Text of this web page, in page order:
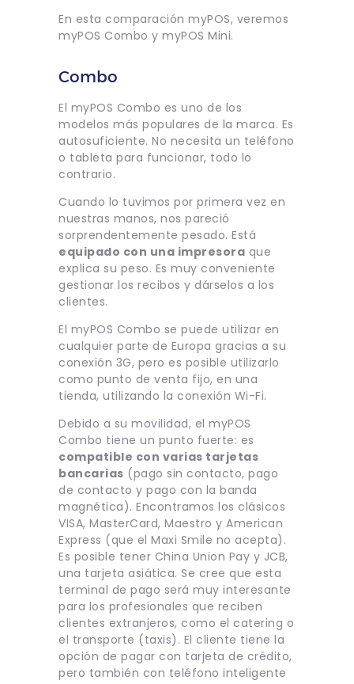
En esta comparación myPOS, veremos
myPOS Combo y myPOS Mini.
Combo
El myPOS Combo es uno de los
modelos más populares de la marca. Es
autosuficiente. No necesita un teléfono
o tableta para funcionar, todo lo
contrario.
Cuando lo tuvimos por primera vez en
nuestras manos, nos pareció
sorprendentemente pesado. Está
equipado con una impresora que
explica su peso. Es muy conveniente
gestionar los recibos y dárselos a los
clientes.
El myPOS Combo se puede utilizar en
cualquier parte de Europa gracias a su
conexión 3G, pero es posible utilizarlo
como punto de venta fijo, en una
tienda, utilizando la conexión Wi-Fi.
Debido a su movilidad, el myPOS
Combo tiene un punto fuerte: es
compatible con varias tarjetas
bancarias (pago sin contacto, pago
de contacto y pago con la banda
magnética). Encontramos los clásicos
VISA, MasterCard, Maestro y American
Express (que el Maxi Smile no acepta).
Es posible tener China Union Pay y JCB,
una tarjeta asiática. Se cree que esta
terminal de pago será muy interesante
para los profesionales que reciben
clientes extranjeros, como el catering o
el transporte (taxis). El cliente tiene la
opción de pagar con tarjeta de crédito,
pero también con teléfono inteligente